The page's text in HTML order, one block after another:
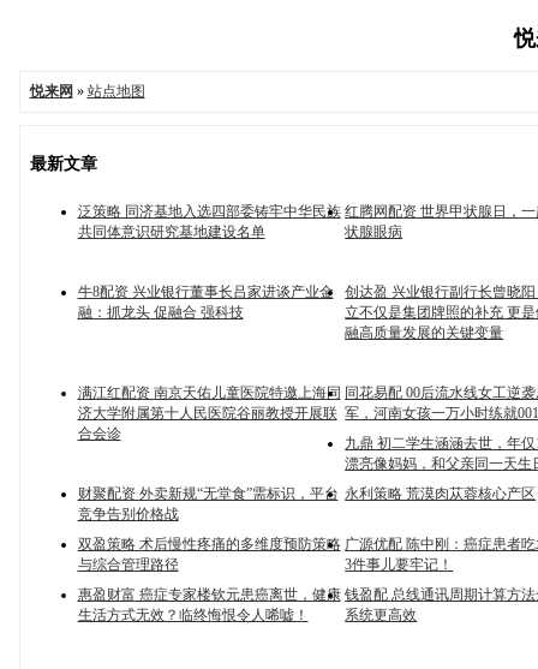
悦来网 » 站点地图
最新文章
泛策略 同济基地入选四部委铸牢中华民族
共同体意识研究基地建设名单
红腾网配资 世界甲状腺日，
状腺眼病
牛8配资 兴业银行董事长吕家进谈产业金
融：抓龙头 促融合 强科技
创达盈 兴业银行副行长曾晓
立不仅是集团牌照的补充 更
融高质量发展的关键变量
满江红配资 南京天佑儿童医院特邀上海同
济大学附属第十人民医院谷丽教授开展联
合会诊
同花易配 00后流水线女工逆
军，河南女孩一万小时练就
九鼎 初二学生涵涵去世，年
漂亮像妈妈，和父亲同一天生
财聚配资 外卖新规“无堂食”需标识，平台
竞争告别价格战
永利策略 荒漠肉苁蓉核心产区
双盈策略 术后慢性疼痛的多维度预防策略
与综合管理路径
广源优配 陈中刚：癌症患者
3件事儿要牢记！
惠盈财富 癌症专家楼钦元患癌离世，健康
生活方式无效？临终悔恨令人唏嘘！
钱盈配 总线通讯周期计算方
系统更高效